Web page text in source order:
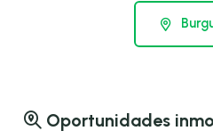
Oportunidades